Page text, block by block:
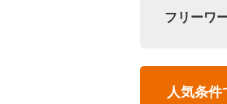
フリーワ
人気条件